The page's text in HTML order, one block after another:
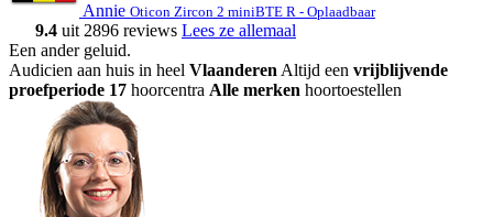
Annie Oticon Zircon 2 miniBTE R - Oplaadbaar
9.4 uit 2896 reviews Lees ze allemaal
Een ander geluid.
Audicien aan huis in heel Vlaanderen Altijd een vrijblijvende
proefperiode 17 hoorcentra Alle merken hoortoestellen